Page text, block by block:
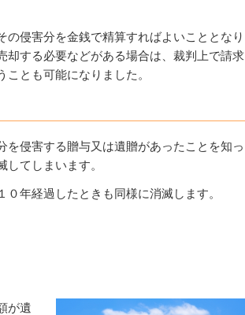
の侵害分を金銭で精算すればよいこととなり
却する必要などがある場合は、裁判上で請求
とも可能になりました。
侵害する贈与又は遺贈があったことを知っ
てしまいます。
年経過したときも同様に消滅します。
が遺